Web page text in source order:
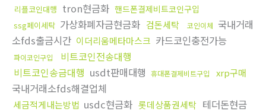
리플코인대행 tron현금화 핸드폰결제비트코인구입
ssg페이세탁 가상화폐자금현금화 검돈세탁 코인이체 국내거래
소fds출금시간 이더리움메타마스크 카드코인충전가능
파이코인구입
비트코인전송대행
비트코인송금대행 usdt판매대행 휴대폰결제비트구입 xrp구매
국내거래소fds해결업체
세금적게내는방법 usdc현금화 롯데상품권세탁 테더돈현금